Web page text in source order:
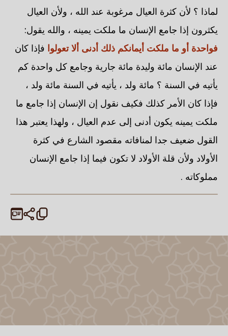
لماذا ؟ لأن كثرة العيال مرغوبة عند الله ، ولأن العيال
يكثرون إذا جامع الإنسان ما ملكت يمينه ، والله يقول:
فواحدة أو ما ملكت أيمانكم ذلك أدنى ألا تعولوا فإذا كان
عند الإنسان مائة وليدة مائة جارية وجامع كل واحدة كم
يأتيه في السنة ؟ مائة ولد ، يأتيه في السنة مائة ولد ،
فإذا كان الأمر كذلك فكيف نقول إن الإنسان إذا جامع ما
ملكت يمينه يكون أدنى إلى عدم العيال ، ولهذا يعتبر هذا
القول ضعيف جدا لمنافاته مقصود الشارع في كثرة
الأولاد ولأن قلة الأولاد لا تكون فيما إذا جامع الإنسان
مملوكاته .